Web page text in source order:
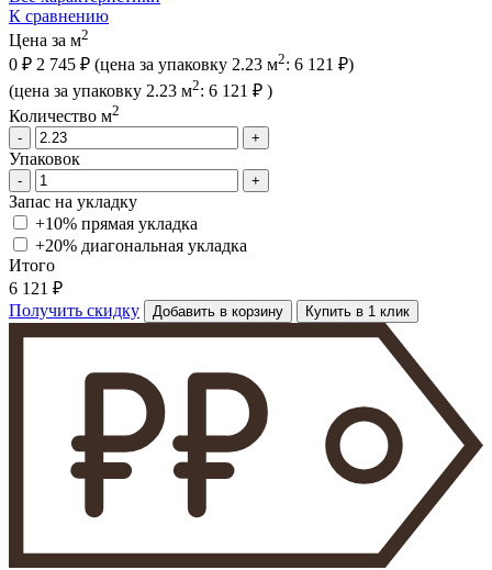
К сравнению
Цена за м2
0 ₽ 2 745 ₽ (цена за упаковку 2.23 м2: 6 121 ₽)
(цена за упаковку 2.23 м2: 6 121 ₽ )
Количество м2
-
+
Упаковок
- +
Запас на укладку
+10% прямая укладка
+20% диагональная укладка
Итого
6 121 ₽
Получить скидку
Добавить в корзину Купить в 1 клик